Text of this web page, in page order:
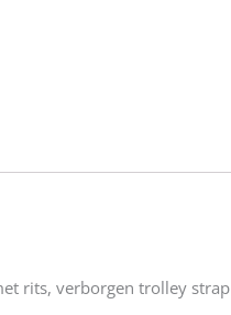
rits, verborgen trolley strap